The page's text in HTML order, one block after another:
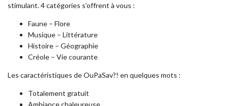
stimulant. 4 catégories s’offrent à vous :
Faune – Flore
Musique – Littérature
Histoire – Géographie
Créole – Vie courante
Les caractéristiques de OuPaSav?! en quelques mots :
Totalement gratuit
Ambiance chaleureuse